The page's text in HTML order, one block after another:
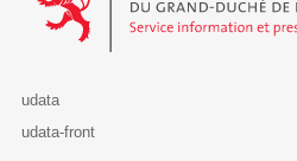
udata
udata-front